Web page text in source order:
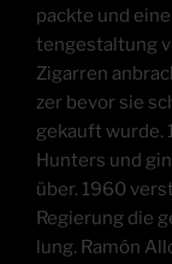
pack­te und
ten­ge­stal­tung
Zigar­ren
zer bevor sie
gekauft wur­de.
Hun­ters und
über. 1960
Regie­rung die
lung. Ramón